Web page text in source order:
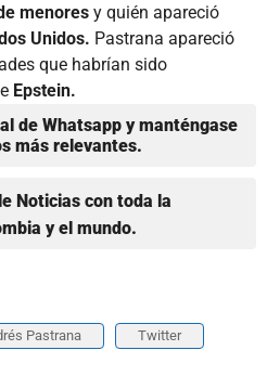
menores y quién apareció
Unidos. Pastrana apareció
que habrían sido
Epstein.
de Whatsapp y manténgase
más relevantes.
Noticias con toda la
y el mundo.
Pastrana Twitter